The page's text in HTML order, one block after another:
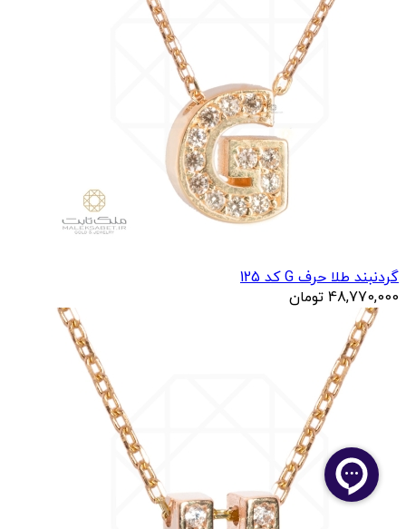
گردنبند طلا حرف G کد 125
48,770,000 تومان